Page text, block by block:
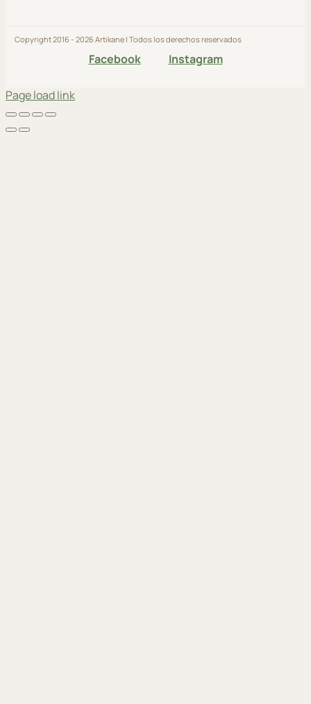
Copyright 2016 - 2026 Artikane | Todos los derechos reservados
Facebook Instagram
Page load link